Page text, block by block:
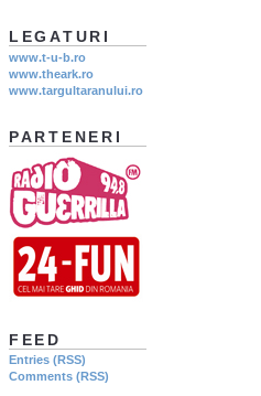
LEGATURI
www.t-u-b.ro
www.theark.ro
www.targultaranului.ro
PARTENERI
FEED
Entries (RSS)
Comments (RSS)